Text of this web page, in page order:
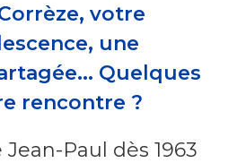
votre
une
Quelques
rencontre ?
Jean-Paul dès 1963